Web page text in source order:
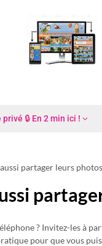
🔒 En 2 min ici !
partager leurs photos
? Invitez-les à
pour que vous